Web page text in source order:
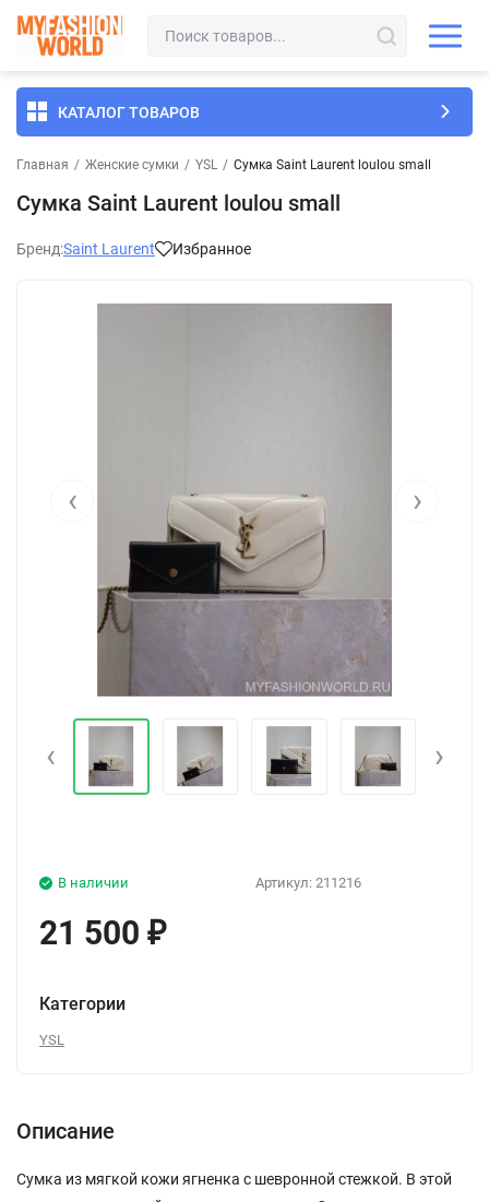
КАТАЛОГ ТОВАРОВ
Главная / Женские сумки / YSL / Сумка Saint Laurent loulou small
Сумка Saint Laurent loulou small
Бренд:Saint Laurent Избранное
‹ ›
‹ ›
Артикул: 211216
В наличии
21 500 ₽
Категории
YSL
Описание
Сумка из мягкой кожи ягненка с шевронной стежкой. В этой